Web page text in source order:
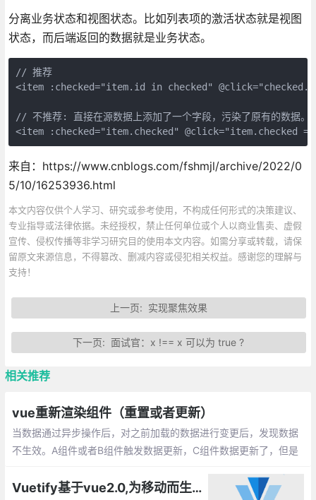
分离业务状态和视图状态。比如列表项的激活状态就是视图
状态，而后端返回的数据就是业务状态。
// 推荐
<item :checked="item.id in checked"
// 不推荐: 直接在源数据上添加了一个字段，污染了原有的数据。
<item :checked="item.checked" @click="item.checked
来自：https://www.cnblogs.com/fshmjl/archive/2022/0
5/10/16253936.html
本文内容仅供个人学习、研究或参考使用，不构成任何形式的决策建议、
专业指导或法律依据。未经授权，禁止任何单位或个人以商业售卖、虚假
宣传、侵权传播等非学习研究目的使用本文内容。如需分享或转载，请保
留原文来源信息，不得篡改、删减内容或侵犯相关权益。感谢您的理解与
支持！
上一页: 实现聚焦效果
下一页:面试官：x !== x 可以为 true ?
相关推荐
vue重新渲染组件（重置或者更新）
当数据通过异步操作后，对之前加载的数据进行变更后，发现数据
不生效。A组件或者B组件触发数据更新，C组件数据更新了，但是
Vuetify基于vue2.0,为移动而生的组件框架